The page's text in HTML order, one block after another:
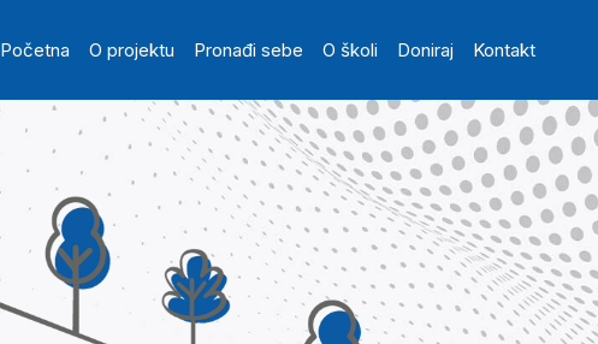
Main navigation
Početna O projektu Pronađi sebe O školi Doniraj Kontakt